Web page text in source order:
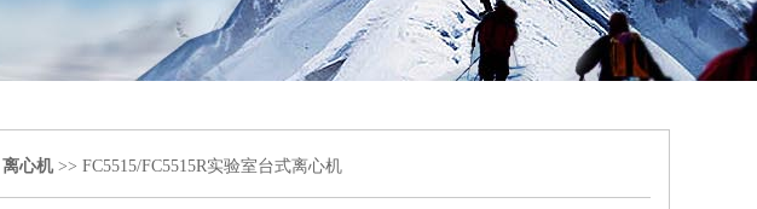
离心机>> FC5515/FC5515R实验室台式离心机